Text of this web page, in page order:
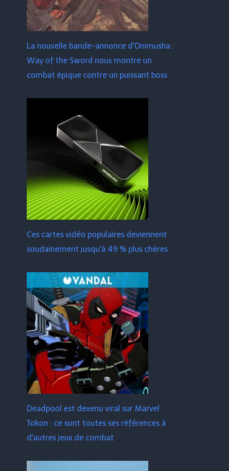
La nouvelle bande-annonce d'Onimusha :
Way of the Sword nous montre un
combat épique contre un puissant boss
Ces cartes vidéo populaires deviennent
soudainement jusqu'à 49 % plus chères
Deadpool est devenu viral sur Marvel
Tokon : ce sont toutes ses références à
d'autres jeux de combat